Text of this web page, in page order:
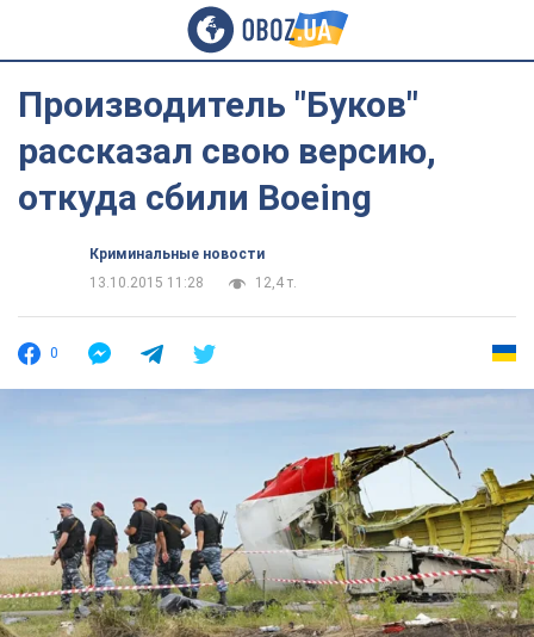
Производитель "Буков"
рассказал свою версию,
откуда сбили Boeing
Криминальные новости
13.10.2015 11:28
12,4 т.
0